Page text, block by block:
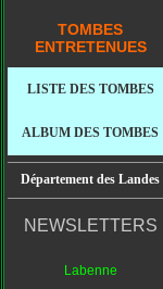
TOMBES
ENTRETENUES
LISTE DES TOMBES
ALBUM DES TOMBES
Département des Landes
NEWSLETTERS
Labenne